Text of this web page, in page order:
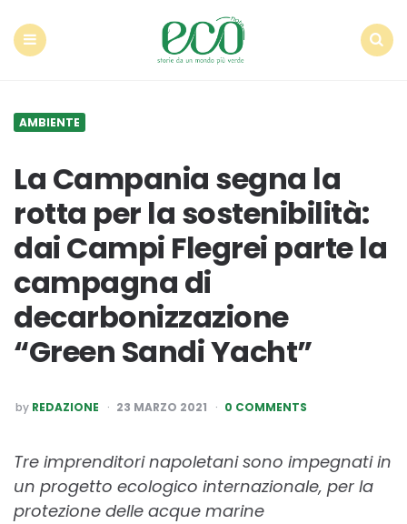
AMBIENTE
La Campania segna la
rotta per la sostenibilità:
dai Campi Flegrei parte la
campagna di
decarbonizzazione
“Green Sandi Yacht”
POSTED
BY
by REDAZIONE 23 MARZO 2021 0 COMMENTS
Tre imprenditori napoletani sono impegnati in
un progetto ecologico internazionale, per la
protezione delle acque marine